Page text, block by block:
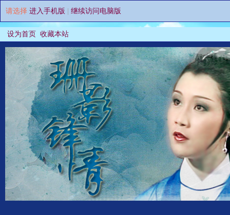
请选择 进入手机版 继续访问电脑版
设为首页 收藏本站